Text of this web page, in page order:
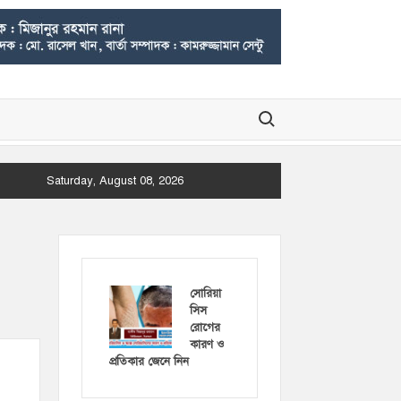
Search for:
Saturday, August 08, 2026
সোরিয়া
সিস
রোগের
কারণ ও
প্রতিকার জেনে নিন